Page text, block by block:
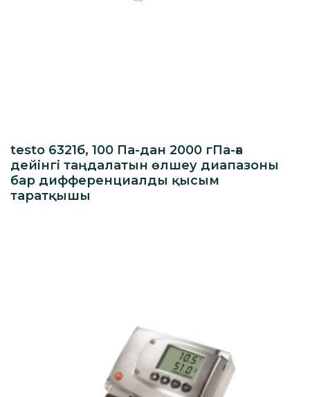
testo 6321б, 100 Па-дан 2000 гПа-ға
дейінгі таңдалатын өлшеу диапазоны
бар дифференциалды қысым
таратқышы